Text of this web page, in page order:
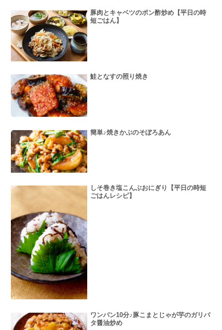
豚肉とキャベツのポン酢炒め【平日の時
短ごはん】
鮭となすの照り焼き
簡単♪焼きかぶのそぼろあん
しそ巻き塩こんぶおにぎり【平日の時短
ごはんレシピ】
ワンパン10分♪豚こまとじゃが芋のガリバ
タ醤油炒め